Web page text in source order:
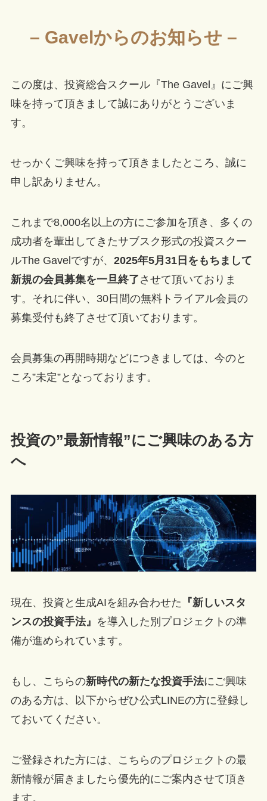
– Gavelからのお知らせ –
この度は、投資総合スクール『The Gavel』にご興
味を持って頂きまして誠にありがとうございま
す。
せっかくご興味を持って頂きましたところ、誠に
申し訳ありません。
これまで8,000名以上の方にご参加を頂き、多くの
成功者を輩出してきたサブスク形式の投資スクー
ルThe Gavelですが、 2025年5月31日をもちまして
新規の会員募集を一旦終了 させて頂いておりま
す。それに伴い、30日間の無料トライアル会員の
募集受付も終了させて頂いております。
会員募集の再開時期などにつきましては、今のと
ころ”未定”となっております。
投資の”最新情報”にご興味のある方
へ
現在、投資と生成AIを組み合わせた 『新しいスタ
ンスの投資手法』 を導入した別プロジェクトの準
備が進められています。
もし、こちらの新時代の新たな投資手法にご興味
のある方は、以下からぜひ公式LINEの方に登録し
ておいてください。
ご登録された方には、こちらのプロジェクトの最
新情報が届きましたら優先的にご案内させて頂き
ます。